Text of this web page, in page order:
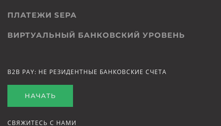
ПЛАТЕЖИ SEPA
ВИРТУАЛЬНЫЙ БАНКОВСКИЙ УРОВЕНЬ
B2B PAY: НЕ РЕЗИДЕНТНЫЕ БАНКОВСКИЕ СЧЕТА
НАЧАТЬ
СВЯЖИТЕСЬ С НАМИ